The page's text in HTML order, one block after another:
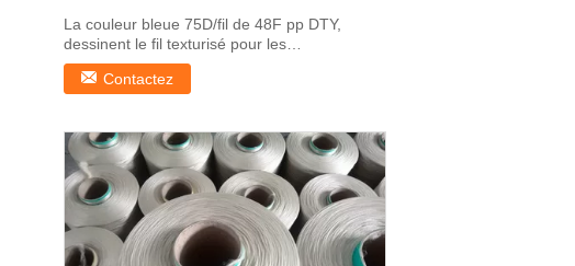
La couleur bleue 75D/fil de 48F pp DTY,
dessinent le fil texturisé pour les
chaussettes/gants ...
Contactez